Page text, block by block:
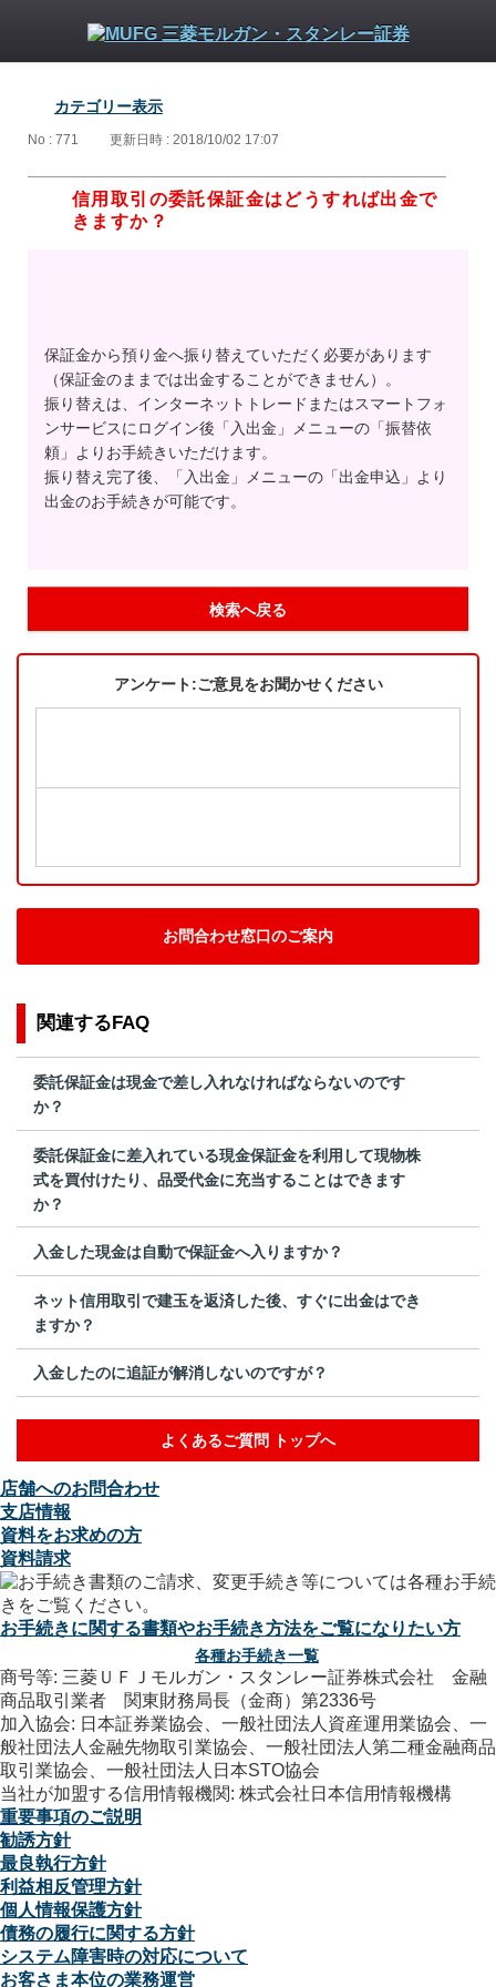
カテゴリー表示
No : 771 更新日時 : 2018/10/02 17:07
信用取引の委託保証金はどうすれば出金で
きますか？
保証金から預り金へ振り替えていただく必要があります
（保証金のままでは出金することができません）。
振り替えは、インターネットトレードまたはスマートフォ
ンサービスにログイン後「入出金」メニューの「振替依
頼」よりお手続きいただけます。
振り替え完了後、「入出金」メニューの「出金申込」より
出金のお手続きが可能です。
検索へ戻る
アンケート:ご意見をお聞かせください
お問合わせ窓口のご案内
関連するFAQ
委託保証金は現金で差し入れなければならないのです
か？
委託保証金に差入れている現金保証金を利用して現物株
式を買付けたり、品受代金に充当することはできます
か？
入金した現金は自動で保証金へ入りますか？
ネット信用取引で建玉を返済した後、すぐに出金はでき
ますか？
入金したのに追証が解消しないのですが？
よくあるご質問 トップへ
店舗へのお問合わせ
支店情報
資料をお求めの方
資料請求
お手続きに関する書類やお手続き方法をご覧になりたい方
各種お手続き一覧
商号等: 三菱ＵＦＪモルガン・スタンレー証券株式会社 金融
商品取引業者 関東財務局長（金商）第2336号
加入協会: 日本証券業協会、一般社団法人資産運用業協会、一
般社団法人金融先物取引業協会、一般社団法人第二種金融商品
取引業協会、一般社団法人日本STO協会
当社が加盟する信用情報機関: 株式会社日本信用情報機構
重要事項のご説明
勧誘方針
最良執行方針
利益相反管理方針
個人情報保護方針
債務の履行に関する方針
システム障害時の対応について
お客さま本位の業務運営